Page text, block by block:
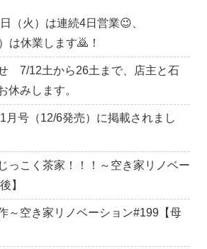
（火）は連続4日営業😉、
は休業します🙇！
7/12土から26土まで、店主と石
休みします。
月号（12/6発売）に掲載されまし
っこく茶家！！！～空き家リノベー
】
～空き家リノベーション#199【母